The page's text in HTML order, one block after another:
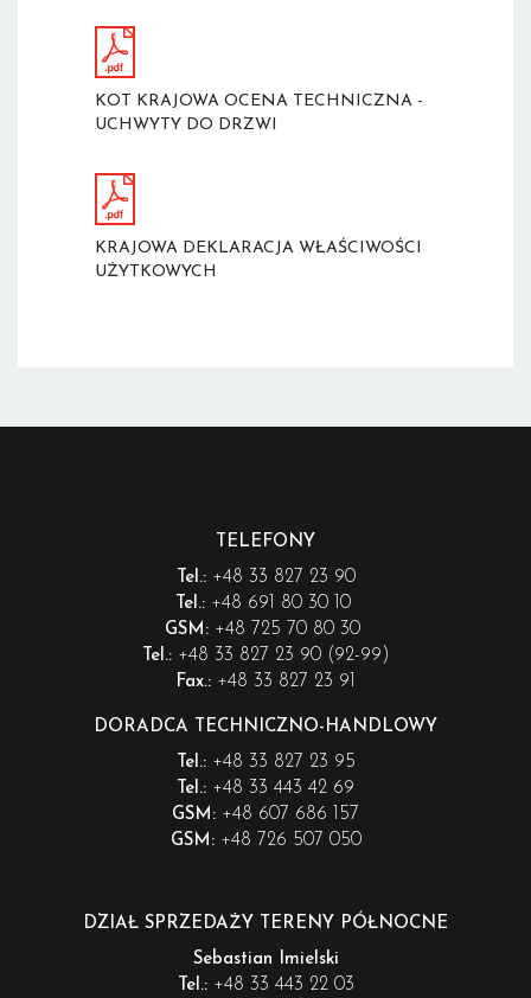
KOT KRAJOWA OCENA TECHNICZNA -
UCHWYTY DO DRZWI
KRAJOWA DEKLARACJA WŁAŚCIWOŚCI
UŻYTKOWYCH
TELEFONY
Tel.:+48 33 827 23 90
Tel.:+48 691 80 30 10
GSM: +48 725 70 80 30
Tel.:+48 33 827 23 90 (92-99)
Fax.: +48 33 827 23 91
DORADCA TECHNICZNO-HANDLOWY
Tel.: +48 33 827 23 95
Tel.: +48 33 443 42 69
GSM: +48 607 686 157
GSM:+48 726 507 050
DZIAŁ SPRZEDAŻY TERENY PÓŁNOCNE
Sebastian Imielski
Tel.: +48 33 443 22 03